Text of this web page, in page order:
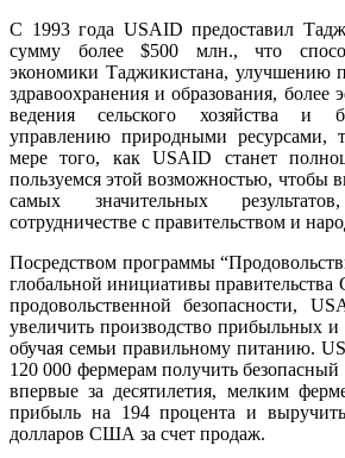
С 1993 года USAID предоставил
сумму более $500 млн., что
экономики Таджикистана, улучшению
здравоохранения и образования,
ведения сельского хозяйства и
управлению природными ресурсами,
мере того, как USAID станет
пользуемся этой возможностью, чтобы
самых значительных
сотрудничестве с правительством и
Посредством программы
глобальной инициативы
продовольственной безопасности,
увеличить производство прибыльных и
обучая семьи правильному питанию.
120 000 фермерам получить безопасный
впервые за десятилетия, мелким
прибыль на 194 процента и
долларов США за счет продаж.